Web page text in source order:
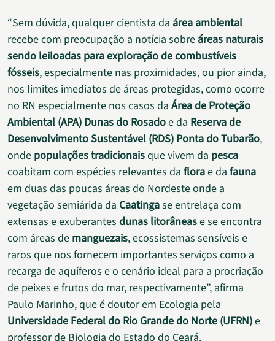
“Sem dúvida, qualquer cientista da área ambiental
recebe com preocupação a notícia sobre áreas naturais
sendo leiloadas para exploração de combustíveis
fósseis, especialmente nas proximidades, ou pior ainda,
nos limites imediatos de áreas protegidas, como ocorre
no RN especialmente nos casos da Área de Proteção
Ambiental (APA) Dunas do Rosadoe da Reserva de
Desenvolvimento Sustentável (RDS) Ponta do Tubarão,
onde populações tradicionaisque vivem da pesca
coabitam com espécies relevantes da florae da fauna
em duas das poucas áreas do Nordeste onde a
vegetação semiárida da Caatingase entrelaça com
extensas e exuberantes dunas litorânease se encontra
com áreas de manguezais, ecossistemas sensíveis e
raros que nos fornecem importantes serviços como a
recarga de aquíferos e o cenário ideal para a procriação
de peixes e frutos do mar, respectivamente”, afirma
Paulo Marinho, que é doutor em Ecologia pela
Universidade Federal do Rio Grande do Norte (UFRN)e
professor de Biologia do Estado do Ceará.